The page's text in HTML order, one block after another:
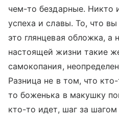
чем-то бездарные. Никто
успеха и славы. То, что
это глянцевая обложка, а
настоящей жизни такие
самокопания,
Разница не в том, что
то боженька в макушку
кто-то идет, шаг за шагом